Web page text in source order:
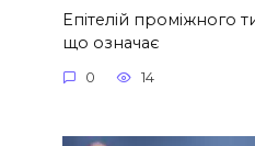
Епітелій проміжного
що означає
0 14